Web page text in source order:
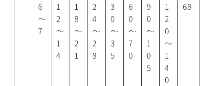
6
～
7
1
2
～
1
4
1
8
～
2
1
2
4
～
2
8
3
0
～
3
5
6
0
～
7
0
9
0
～
1
0
5
1
2
0
～
1
4
0
68